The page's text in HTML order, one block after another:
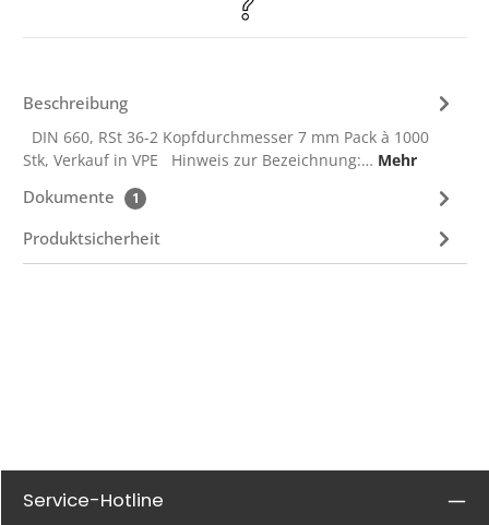
Beschreibung
DIN 660, RSt 36-2 Kopfdurchmesser 7 mm Pack à 1000
Stk, Verkauf in VPE Hinweis zur Bezeichnung:… Mehr
Dokumente 1
Produktsicherheit
Service-Hotline